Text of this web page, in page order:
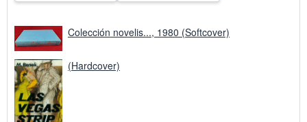
Colección novelis..., 1980 (Softcover)
(Hardcover)